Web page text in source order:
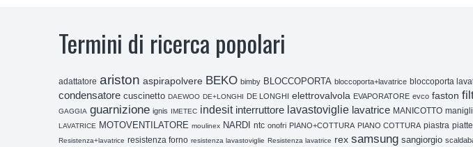
Termini di ricerca popolari
adattatore ariston aspirapolvere BEKO bimby BLOCCOPORTA bloccoporta+lavatrice bloccoporta
condensatore cuscinetto DAEWOO DE+LONGHI DE LONGHI elettrovalvola EVAPORATORE evco faston
GAGGIA guarnizione ignis IMETEC indesit interruttore lavastoviglie lavatrice MANICOTTO
LAVATRICE MOTOVENTILATORE moulinex NARDI ntc onofri PIANO+COTTURA PIANO COTTURA piastra
Resistenza+lavatrice resistenza forno resistenza lavastoviglie Resistenza lavatrice rex samsung sangiorgio